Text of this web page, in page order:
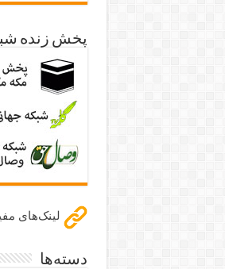
پخش زنده
لینک‌های
دسته‌ها